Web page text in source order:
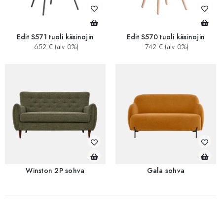
Edit S571 tuoli käsinojin
652 € (alv 0%)
Edit S570 tuoli käsinojin
742 € (alv 0%)
Winston 2P sohva Gala sohva